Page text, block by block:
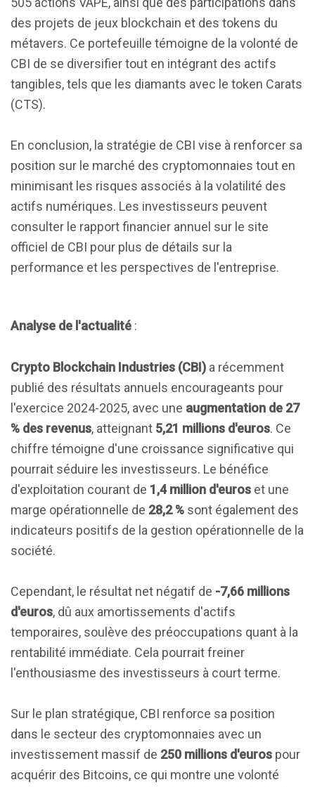
des projets de jeux blockchain et des tokens du
métavers. Ce portefeuille témoigne de la volonté de
CBI de se diversifier tout en intégrant des actifs
tangibles, tels que les diamants avec le token Carats
(CTS).
En conclusion, la stratégie de CBI vise à renforcer sa
position sur le marché des cryptomonnaies tout en
minimisant les risques associés à la volatilité des
actifs numériques. Les investisseurs peuvent
consulter le rapport financier annuel sur le site
officiel de CBI pour plus de détails sur la
performance et les perspectives de l'entreprise.
Analyse de l'actualité :
Crypto Blockchain Industries (CBI) a récemment
publié des résultats annuels encourageants pour
l'exercice 2024-2025, avec une augmentation de 27
% des revenus, atteignant 5,21 millions d'euros. Ce
chiffre témoigne d'une croissance significative qui
pourrait séduire les investisseurs. Le bénéfice
d'exploitation courant de 1,4 million d'euros et une
marge opérationnelle de 28,2 % sont également des
indicateurs positifs de la gestion opérationnelle de la
société.
Cependant, le résultat net négatif de -7,66 millions
d'euros, dû aux amortissements d'actifs
temporaires, soulève des préoccupations quant à la
rentabilité immédiate. Cela pourrait freiner
l'enthousiasme des investisseurs à court terme.
Sur le plan stratégique, CBI renforce sa position
dans le secteur des cryptomonnaies avec un
investissement massif de 250 millions d'euros pour
acquérir des Bitcoins, ce qui montre une volonté